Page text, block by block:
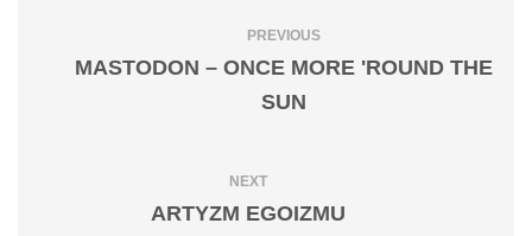
PREVIOUS
MASTODON – ONCE MORE 'ROUND THE
SUN
NEXT
ARTYZM EGOIZMU